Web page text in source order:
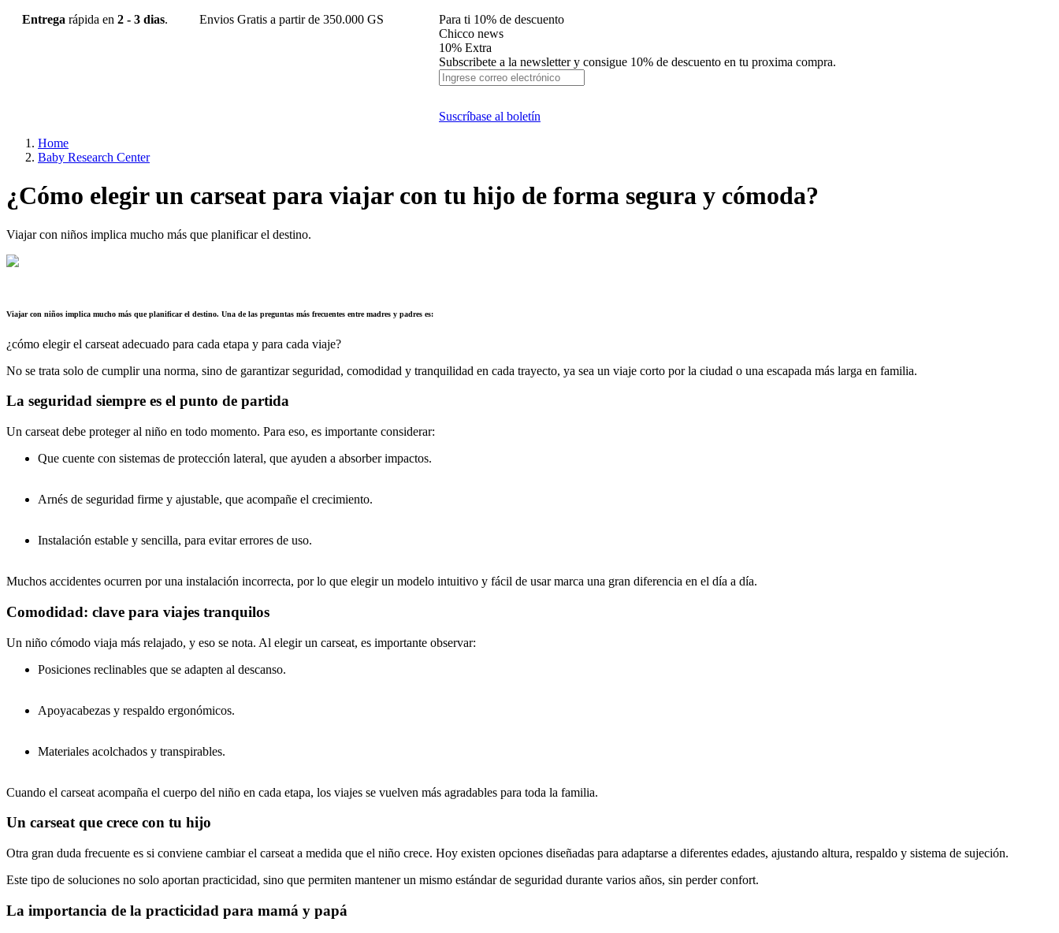
Entrega rápida en 2 - 3 dias. Envios Gratis a partir de 350.000 GS
Para ti 10% de descuento
Chicco news
10% Extra
Subscribete a la newsletter y consigue 10% de descuento en tu proxima compra.
Suscríbase al boletín
Home
Baby Research Center
¿Cómo elegir un carseat para viajar con tu hijo de forma segura y cómoda?
Viajar con niños implica mucho más que planificar el destino.
Viajar con niños implica mucho más que planificar el destino. Una de las preguntas más frecuentes entre madres y padres es:
¿cómo elegir el carseat adecuado para cada etapa y para cada viaje?
No se trata solo de cumplir una norma, sino de garantizar seguridad, comodidad y tranquilidad en cada trayecto, ya sea un viaje corto por la ciudad o una escapada más larga en familia.
La seguridad siempre es el punto de partida
Un carseat debe proteger al niño en todo momento. Para eso, es importante considerar:
Que cuente con sistemas de protección lateral, que ayuden a absorber impactos.
Arnés de seguridad firme y ajustable, que acompañe el crecimiento.
Instalación estable y sencilla, para evitar errores de uso.
Muchos accidentes ocurren por una instalación incorrecta, por lo que elegir un modelo intuitivo y fácil de usar marca una gran diferencia en el día a día.
Comodidad: clave para viajes tranquilos
Un niño cómodo viaja más relajado, y eso se nota. Al elegir un carseat, es importante observar:
Posiciones reclinables que se adapten al descanso.
Apoyacabezas y respaldo ergonómicos.
Materiales acolchados y transpirables.
Cuando el carseat acompaña el cuerpo del niño en cada etapa, los viajes se vuelven más agradables para toda la familia.
Un carseat que crece con tu hijo
Otra gran duda frecuente es si conviene cambiar el carseat a medida que el niño crece. Hoy existen opciones diseñadas para adaptarse a diferentes edades, ajustando altura, respaldo y sistema de sujeción.
Este tipo de soluciones no solo aportan practicidad, sino que permiten mantener un mismo estándar de seguridad durante varios años, sin perder confort.
La importancia de la practicidad para mamá y papá